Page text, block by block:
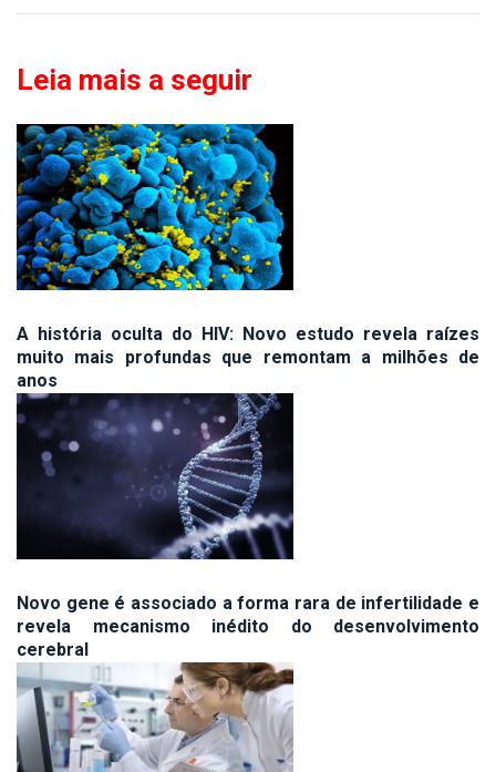
Leia mais a seguir
A história oculta do HIV: Novo estudo revela raízes
muito mais profundas que remontam a milhões de
anos
Novo gene é associado a forma rara de infertilidade e
revela mecanismo inédito do desenvolvimento
cerebral